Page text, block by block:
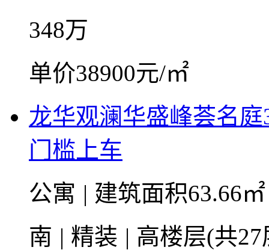
348万
单价38900元/㎡
龙华观澜华盛峰荟名
门槛上车
公寓 | 建筑面积63.66
南 | 精装 | 高楼层(共